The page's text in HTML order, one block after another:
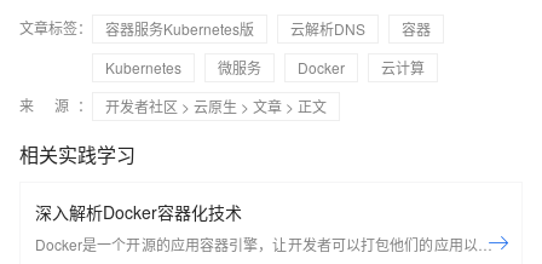
文章标签： 容器服务Kubernetes版 云解析DNS
容器
Kubernetes
微服务 Docker
云计算
来 源：
开发者社区 > 云原生 > 文章 > 正文
相关实践学习
深入解析Docker容器化技术
Docker是一个开源的应用容器引擎，让开发者可以打包他们的应用以及依